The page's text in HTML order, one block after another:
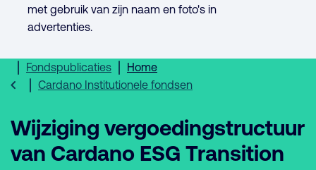
met gebruik van zijn naam en foto's in
advertenties.
Home
Fondspublicaties
Cardano Institutionele fondsen
Wijziging vergoedingstructuur
van Cardano ESG Transition